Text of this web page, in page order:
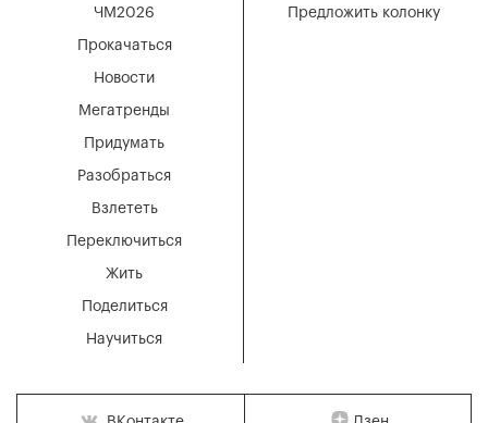
Мегатренды
Придумать
Разобраться
Взлететь
Новости
Переключиться
Жить
Поделиться
Научиться
ЧМ2026
Прокачаться
Предложить колонку